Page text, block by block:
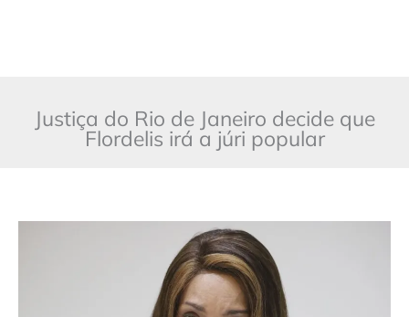
Justiça do Rio de Janeiro decide que
Flordelis irá a júri popular